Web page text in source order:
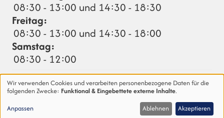
08:30 - 13:00 und 14:30 - 18:30
Freitag:
08:30 - 13:00 und 14:30 - 18:00
Samstag:
08:30 - 12:00
Abweichungen (nächste 14 Tage):
16.08.Notdienst: 08:30 - 17.08. 08:30 Uhr
Verwendung
von
Wir verwenden Cookies und verarbeiten personenbezogene Daten für die
folgenden Zwecke: Funktional & Eingebettete externe Inhalte.
Anpassen
Ablehnen Akzeptieren